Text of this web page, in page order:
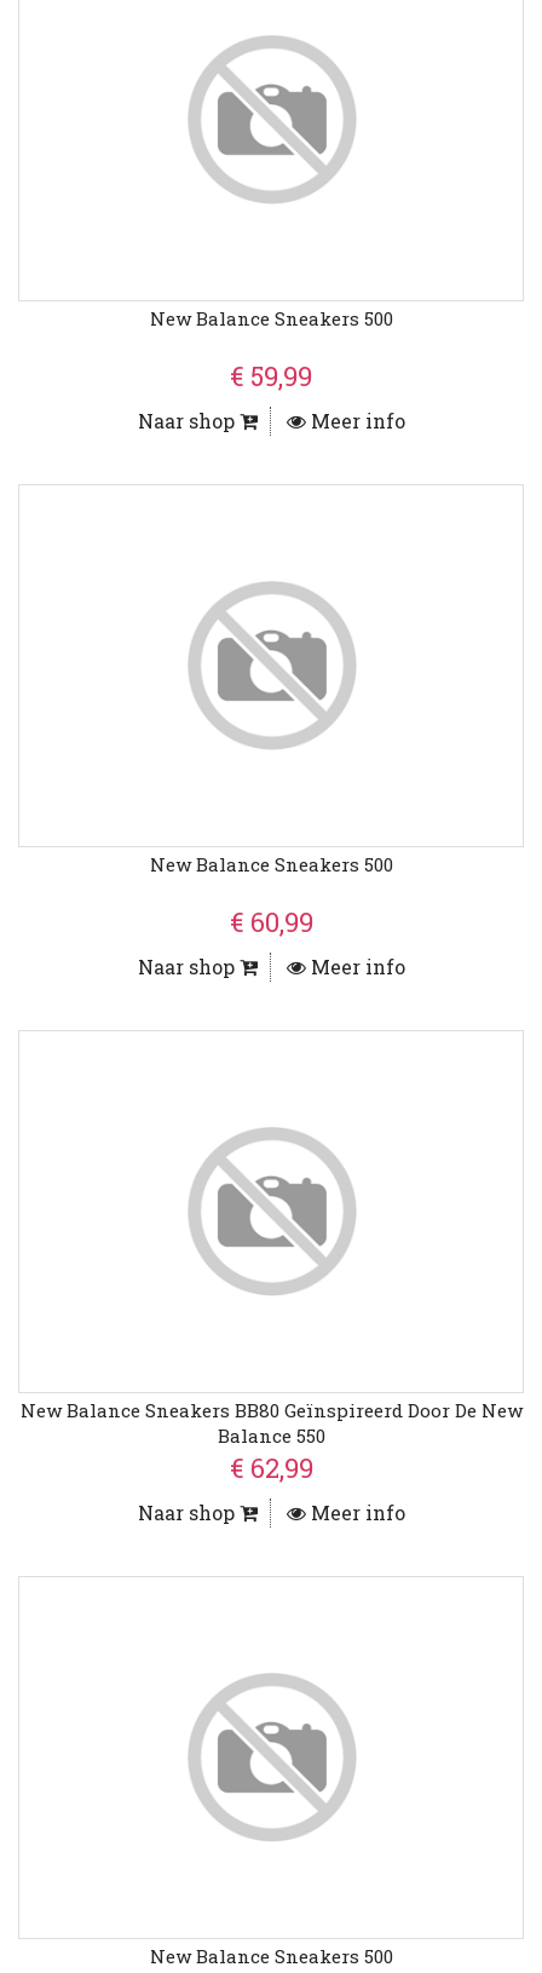
New Balance Sneakers 500
€ 59,99
Naar shop Meer info
New Balance Sneakers 500
€ 60,99
Naar shop Meer info
New Balance Sneakers BB80 Geïnspireerd Door De New
Balance 550
€ 62,99
Naar shop Meer info
New Balance Sneakers 500